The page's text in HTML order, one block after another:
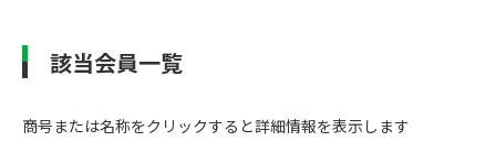
該当会員一覧
商号または名称をクリックすると詳細情報を表⽰します